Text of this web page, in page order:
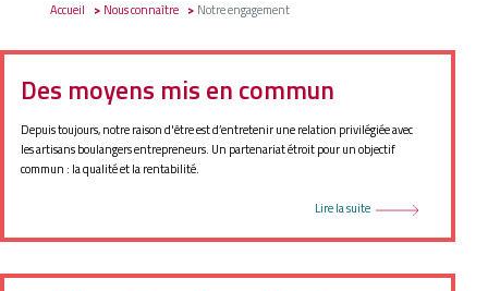
Accueil Nous connaître Notre engagement
Des moyens mis en commun
Depuis toujours, notre raison d'être est d’entretenir une relation privilégiée avec
les artisans boulangers entrepreneurs. Un partenariat étroit pour un objectif
commun : la qualité et la rentabilité.
Lire la suite